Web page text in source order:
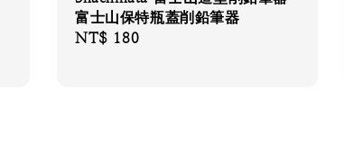
富士山保特瓶蓋削鉛筆器
Regular
NT$ 180